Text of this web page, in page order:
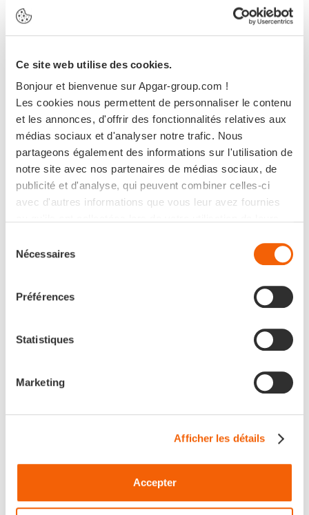
Ce site web utilise des cookies.
Bonjour et bienvenue sur Apgar-group.com !
Les cookies nous permettent de personnaliser le contenu
et les annonces, d'offrir des fonctionnalités relatives aux
médias sociaux et d'analyser notre trafic. Nous
partageons également des informations sur l'utilisation de
notre site avec nos partenaires de médias sociaux, de
publicité et d'analyse, qui peuvent combiner celles-ci
avec d'autres informations que vous leur avez fournies
Nécessaires
Préférences
Statistiques
Marketing
Afficher les détails
Accepter
Événements
En direct du Gartner Data &
Analytics Summit à Sydney !
Événements
[APGAR au Sommet de
Sydney sur les questions et
réponses du Gartner en
2024]